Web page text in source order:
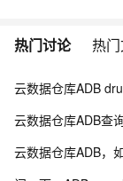
热门讨论 热
云数据仓库ADB
云数据仓库ADB查
云数据仓库ADB，